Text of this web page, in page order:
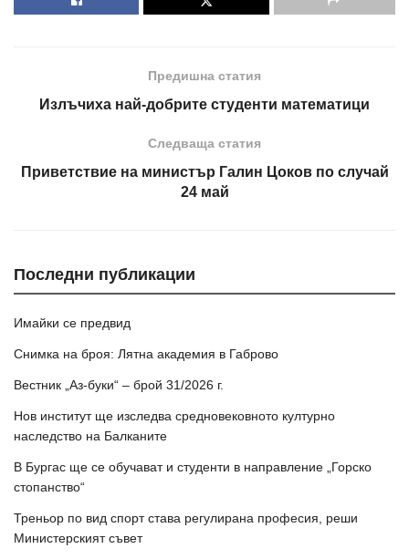
Предишна статия
Излъчиха най-добрите студенти математици
Следваща статия
Приветствие на министър Галин Цоков по случай
24 май
Последни публикации
Имайки се предвид
Снимка на броя: Лятна академия в Габрово
Вестник „Аз-буки“ – брой 31/2026 г.
Нов институт ще изследва средновековното културно
наследство на Балканите
В Бургас ще се обучават и студенти в направление „Горско
стопанство“
Треньор по вид спорт става регулирана професия, реши
Министерският съвет